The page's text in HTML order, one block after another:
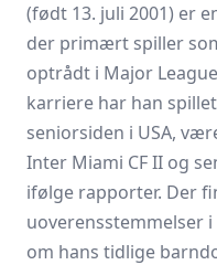
(født 13. juli 2001) er
der primært spiller
optrådt i Major
karriere har han
seniorsiden i USA,
Inter Miami CF II og
ifølge rapporter. Der
uoverensstemmelser
om hans tidlige